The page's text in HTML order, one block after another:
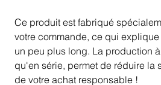
Ce produit est fabriqué
votre commande, ce qui
un peu plus long. La production
qu'en série, permet de réduire la
de votre achat responsable !